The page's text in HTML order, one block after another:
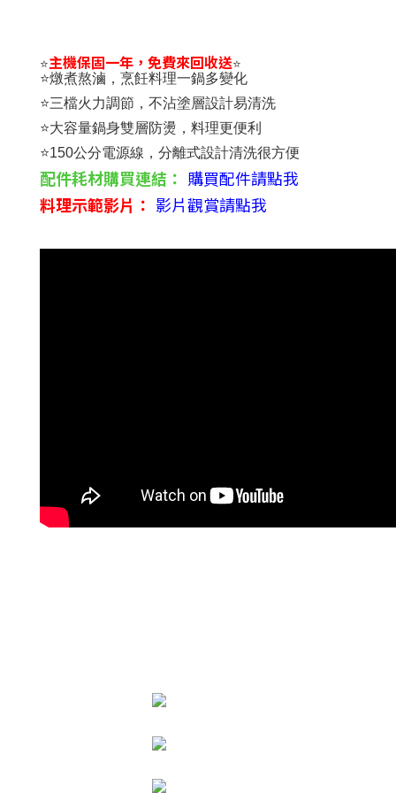
⭐主機保固一年，免費來回收送⭐
⭐燉煮熬滷，烹飪料理一鍋多變化
⭐三檔火力調節，不沾塗層設計易清洗
⭐大容量鍋身雙層防燙，料理更便利
⭐150公分電源線，分離式設計清洗很方便
配件耗材購買連結： 購買配件請點我
料理示範影片： 影片觀賞請點我